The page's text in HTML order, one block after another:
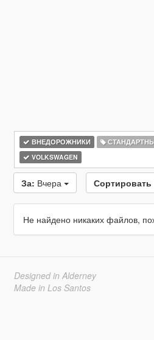
ВНЕДОРОЖНИКИ
VOLKSWAGEN
За: Вчера Сортировать
Не найдено никаких файлов,
Designed in Alderney
Made in Los Santos